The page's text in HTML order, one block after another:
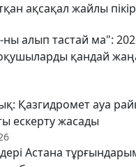
ақсақал жайлы пікір
алып тастай ма":
қандай
Қазгидромет ауа
ескерту жасады
Астана